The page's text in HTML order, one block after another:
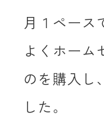
月１ペース
よくホーム
のを購入し
した。